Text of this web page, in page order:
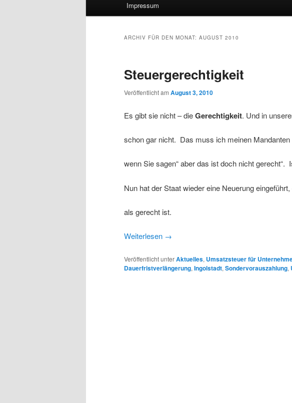
Inhalt
wechseln
sekundären
Inhalt
Impressum
ARCHIV FÜR DEN MONAT: AUGUST 2010
Steuergerechtigkeit
Veröffentlicht am August 3, 2010
Es gibt sie nicht – dieGerechtigkeit. Und in
schon gar nicht. Das muss ich meinen
wenn Sie sagen“ aber das ist doch nicht gerecht“.
Nun hat der Staat wieder eine Neuerung
als gerecht ist.
Weiterlesen →
Veröffentlicht unterAktuelles, Umsatzsteuer für
Dauerfristverlängerung, Ingolstadt, Sondervorauszahlung,